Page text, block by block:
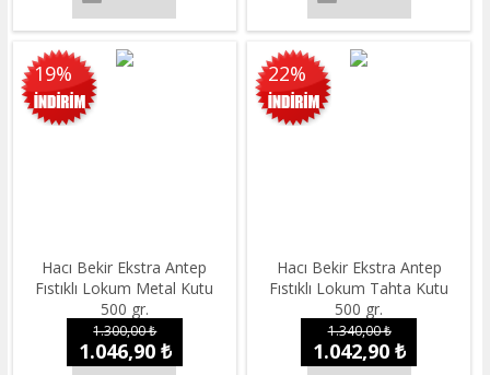
19%
Hacı Bekir Ekstra Antep
Fıstıklı Lokum Metal Kutu
500 gr.
1.300,00 ₺
1.046,90 ₺
22%
Hacı Bekir Ekstra Antep
Fıstıklı Lokum Tahta Kutu
500 gr.
1.340,00 ₺
1.042,90 ₺